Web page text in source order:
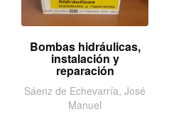
Bombas hidráulicas,
instalación y
reparación
Sáenz de Echevarría, José
Manuel